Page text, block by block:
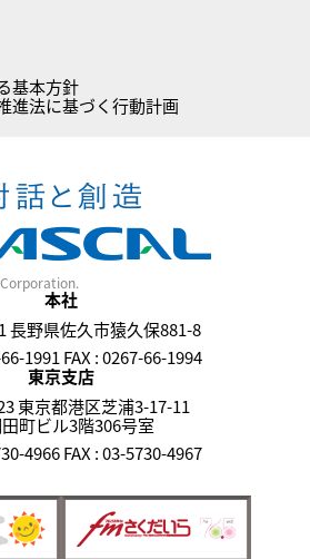
基本方針
進法に基づく行動計画
本社
長野県佐久市猿久保881-8
1991 FAX : 0267-66-1994
東京支店
東京都港区芝浦3-17-11
町ビル3階306号室
4966 FAX : 03-5730-4967